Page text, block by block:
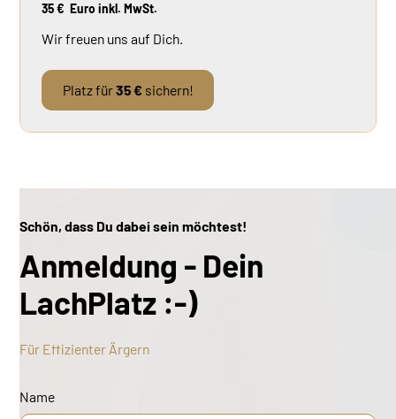
35 € Euro inkl. MwSt.
Wir freuen uns auf Dich.
Platz für35 €sichern!
Schön, dass Du dabei sein möchtest!
Anmeldung - Dein
LachPlatz :-)
Für Effizienter Ärgern
Name